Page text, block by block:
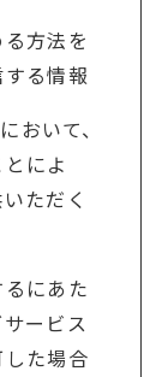
方法を
る情報
おいて、
によ
ただく
にあた
ービス
た場合